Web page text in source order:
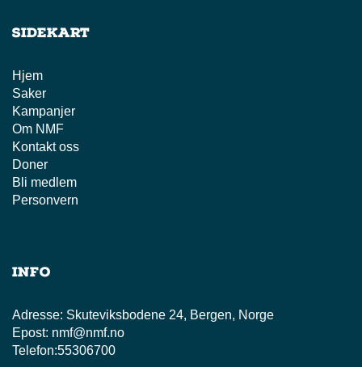
Sidekart
Hjem
Saker
Kampanjer
Om NMF
Kontakt oss
Doner
Bli medlem
Personvern
Info
Adresse: Skuteviksbodene 24, Bergen, Norge
Epost: nmf@nmf.no
Telefon:55306700